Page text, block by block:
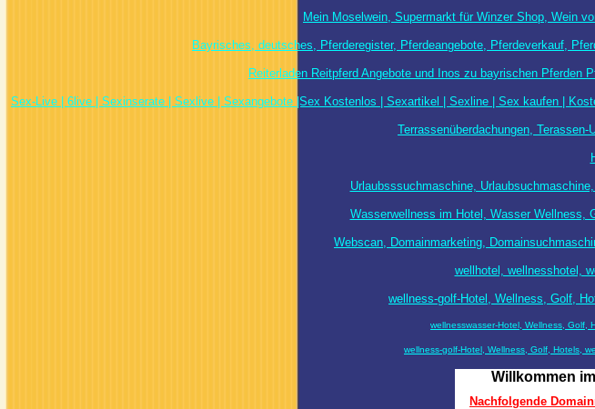
Mein Moselwein, Supermarkt für Winzer Shop, Wein
Bayrisches, deutsches, Pferderegister, Pferdeangebote, Pferdeverkauf,
Reiterladen Reitpferd Angebote und Inos zu bayrischen Pferden
Sex-Live | 6live | Sexinserate | Sexlive | Sexangebote |Sex Kostenlos | Sexartikel | Sexline | Sex kaufen |
Terrassenüberdachungen,
Urlaubsssuchmaschine,
Wasserwellness im Hotel, Wasser Wellness,
Webscan, Domainmarketing,
wellhotel, wellnesshotel,
wellness-golf-Hotel, Wellness, Golf,
wellnesswasser-Hotel, Wellness, Golf,
wellness-golf-Hotel, Wellness, Golf, Hotels,
Willkommen
Nachfolgende